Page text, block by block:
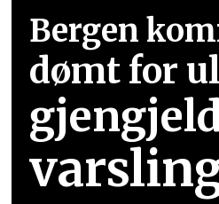
Bergen
dømt for